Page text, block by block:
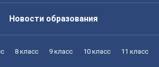
Новости образования
8 класс 9 класс 10 класс 11 класс